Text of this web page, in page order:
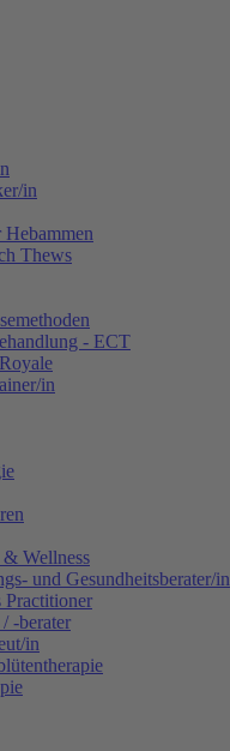
in
Thews
- ECT
in
Wellness
und Gesundheitsberater/in
Practitioner
-berater
in